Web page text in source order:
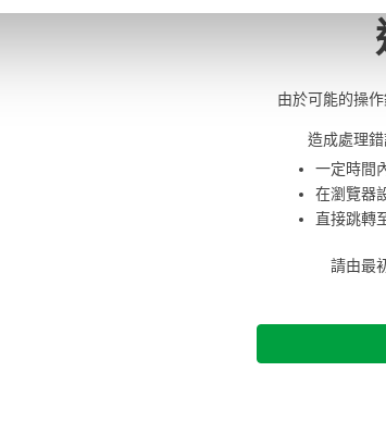
由於可能的操
造成處理
一定時間
在瀏覽器
直接跳轉
請由最